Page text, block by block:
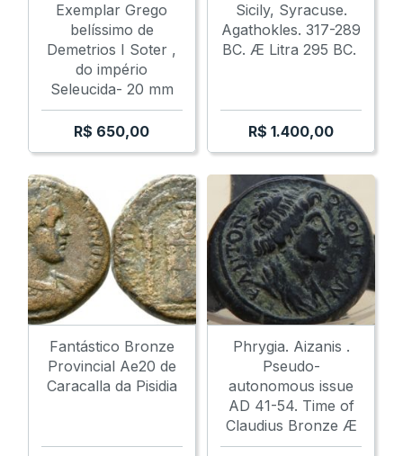
Exemplar Grego
belíssimo de
Demetrios I Soter ,
do império
Seleucida- 20 mm
R$ 650,00
Sicily, Syracuse.
Agathokles. 317-289
BC. Æ Litra 295 BC.
R$ 1.400,00
Fantástico Bronze
Provincial Ae20 de
Caracalla da Pisidia
Phrygia. Aizanis .
Pseudo-
autonomous issue
AD 41-54. Time of
Claudius Bronze Æ